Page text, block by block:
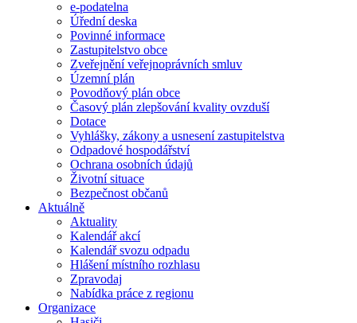
e-podatelna
Úřední deska
Povinné informace
Zastupitelstvo obce
Zveřejnění veřejnoprávních smluv
Územní plán
Povodňový plán obce
Časový plán zlepšování kvality ovzduší
Dotace
Vyhlášky, zákony a usnesení zastupitelstva
Odpadové hospodářství
Ochrana osobních údajů
Životní situace
Bezpečnost občanů
Aktuálně
Aktuality
Kalendář akcí
Kalendář svozu odpadu
Hlášení místního rozhlasu
Zpravodaj
Nabídka práce z regionu
Organizace